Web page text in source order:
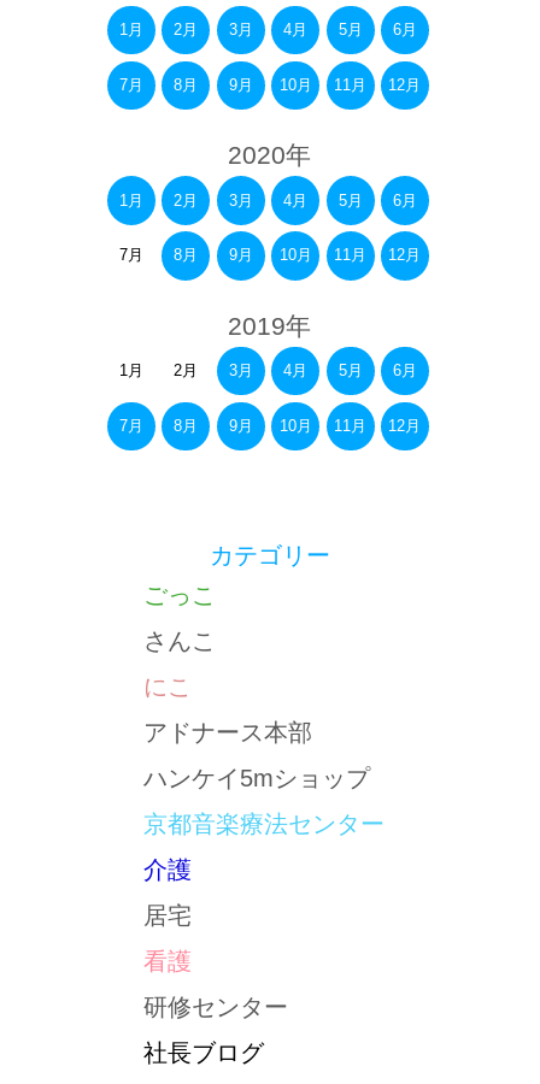
1月 2月 3月 4月 5月 6月
7月 8月 9月 10月 11月 12月
2020年
1月 2月 3月 4月 5月 6月
7月 8月 9月 10月 11月 12月
2019年
1月 2月 3月 4月 5月 6月
7月 8月 9月 10月 11月 12月
カテゴリー
ごっこ
さんこ
にこ
アドナース本部
ハンケイ5mショップ
京都音楽療法センター
介護
居宅
看護
研修センター
社長ブログ